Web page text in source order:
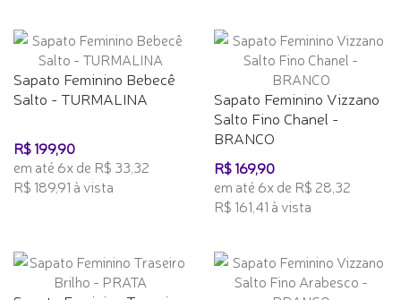
Sapato Feminino Bebecê
Salto - TURMALINA
R$ 199,90
em até 6x de R$ 33,32
R$ 189,91 à vista
Sapato Feminino Vizzano
Salto Fino Chanel -
BRANCO
R$ 169,90
em até 6x de R$ 28,32
R$ 161,41 à vista